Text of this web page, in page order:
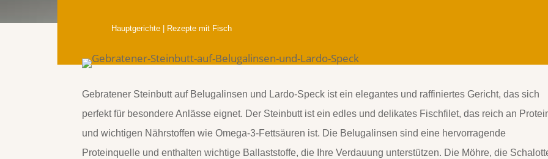
Hauptgerichte| Rezepte mit Fisch
Gebratener Steinbutt auf Belugalinsen und Lardo-Speck ist ein elegantes und raffiniertes Gericht, das sich
perfekt für besondere Anlässe eignet. Der Steinbutt ist ein edles und delikates Fischfilet, das reich an
und wichtigen Nährstoffen wie Omega-3-Fettsäuren ist. Die Belugalinsen sind eine hervorragende
Proteinquelle und enthalten wichtige Ballaststoffe, die Ihre Verdauung unterstützen. Die Möhre, die